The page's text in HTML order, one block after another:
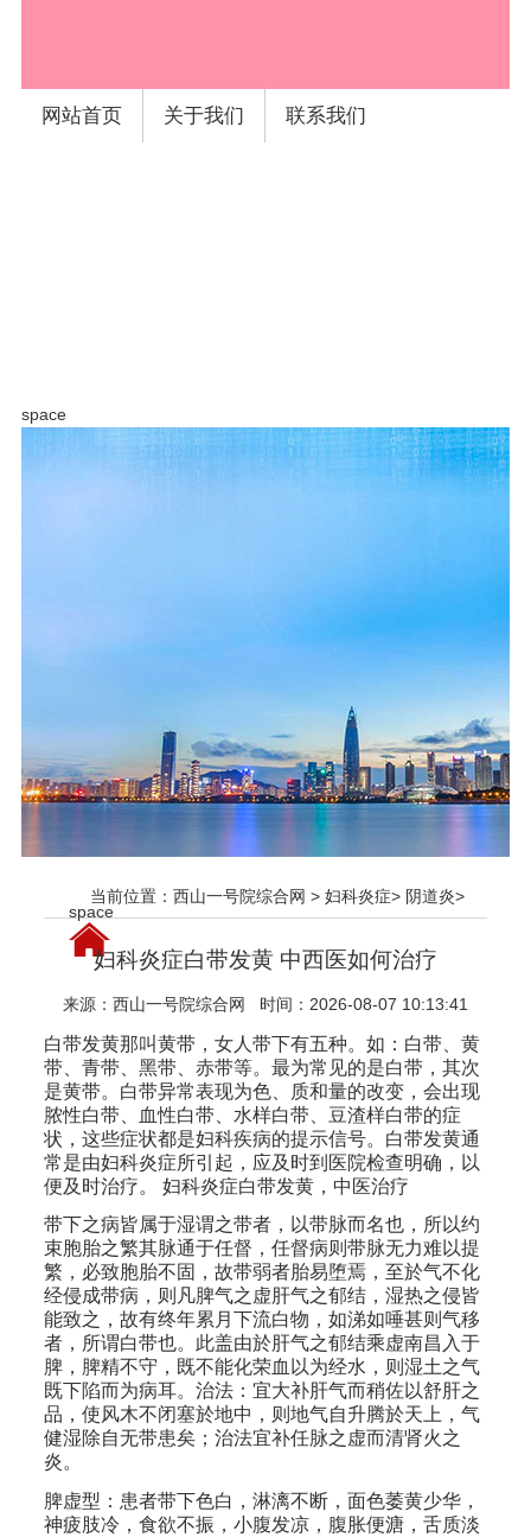
网站首页 关于我们 联系我们
space
space
当前位置：西山一号院综合网 >妇科炎症> 阴道炎>
妇科炎症白带发黄 中西医如何治疗
来源： 西山一号院综合网 时间：2026-08-07 10:13:41
白带发黄那叫黄带，女人带下有五种。如：白带、黄
带、青带、黑带、赤带等。最为常见的是白带，其次
是黄带。白带异常表现为色、质和量的改变，会出现
脓性白带、血性白带、水样白带、豆渣样白带的症
状，这些症状都是妇科疾病的提示信号。白带发黄通
常是由妇科炎症所引起，应及时到医院检查明确，以
便及时治疗。 妇科炎症白带发黄，中医治疗
带下之病皆属于湿谓之带者，以带脉而名也，所以约
束胞胎之繁其脉通于任督，任督病则带脉无力难以提
繁，必致胞胎不固，故带弱者胎易堕焉，至於气不化
经侵成带病，则凡脾气之虚肝气之郁结，湿热之侵皆
能致之，故有终年累月下流白物，如涕如唾甚则气移
者，所谓白带也。此盖由於肝气之郁结乘虚南昌入于
脾，脾精不守，既不能化荣血以为经水，则湿土之气
既下陷而为病耳。治法：宜大补肝气而稍佐以舒肝之
品，使风木不闭塞於地中，则地气自升腾於天上，气
健湿除自无带患矣；治法宜补任脉之虚而清肾火之
炎。
脾虚型：患者带下色白，淋漓不断，面色萎黄少华，
神疲肢冷，食欲不振，小腹发凉，腹胀便溏，舌质淡